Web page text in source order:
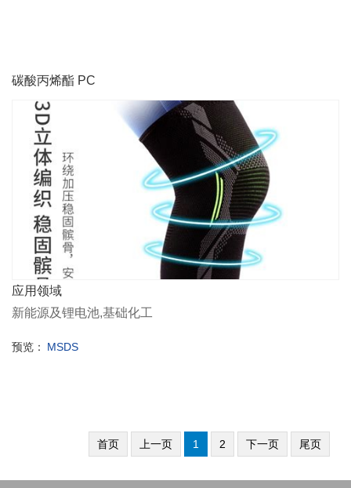
碳酸丙烯酯 PC
应用领域
新能源及锂电池,基础化工
预览： MSDS
首页 上一页 1 2 下一页 尾页